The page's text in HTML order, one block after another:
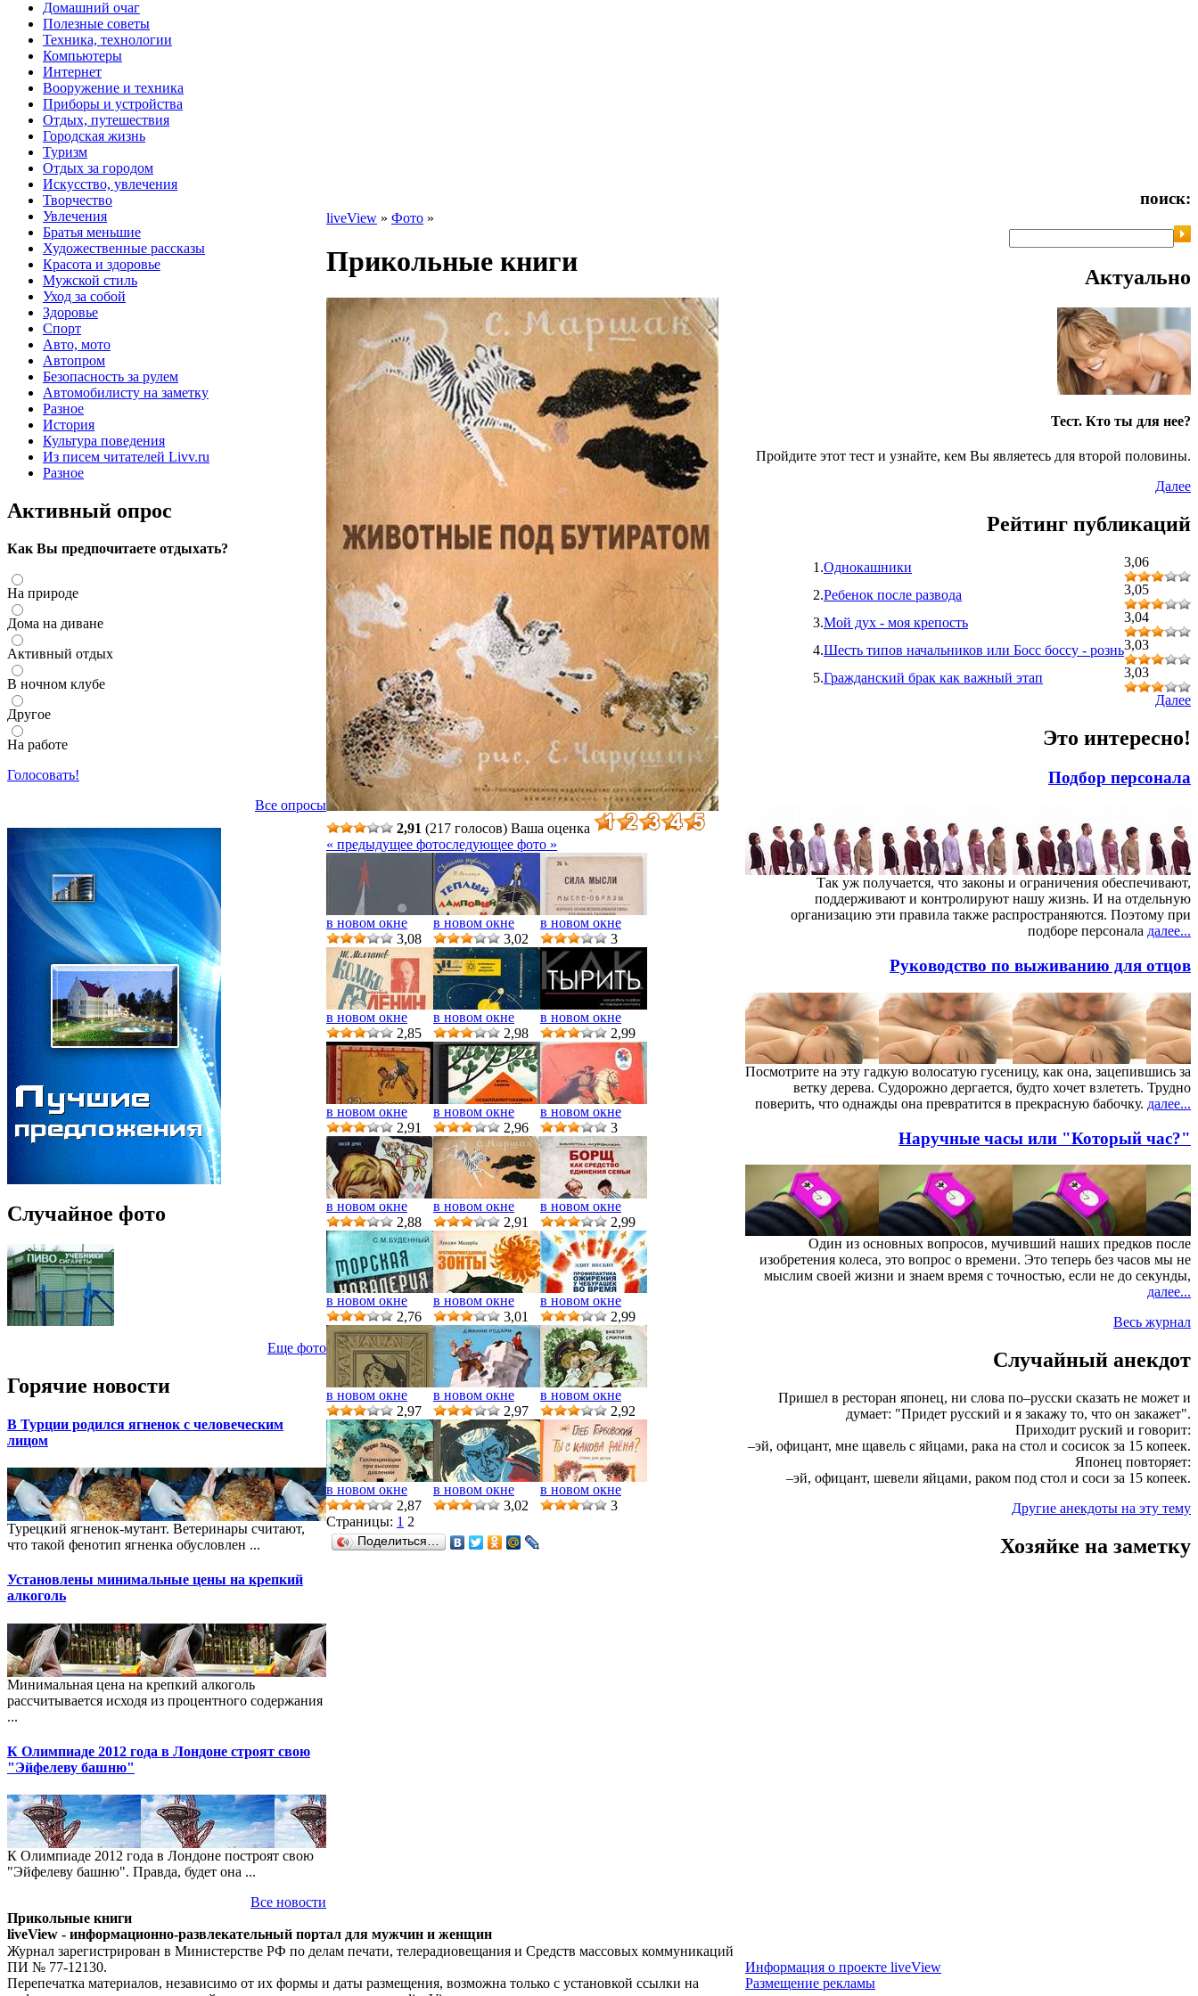
Домашний очаг
Полезные советы
Техника, технологии
Компьютеры
Интернет
Вооружение и техника
Приборы и устройства
Отдых, путешествия
Городская жизнь
Туризм
Отдых за городом
Искусство, увлечения
Творчество
Увлечения
Братья меньшие
Художественные рассказы
Красота и здоровье
Мужской стиль
Уход за собой
Здоровье
Спорт
Авто, мото
Автопром
Безопасность за рулем
Автомобилисту на заметку
Разное
История
Культура поведения
Из писем читателей Livv.ru
Разное
Активный опрос
Как Вы предпочитаете отдыхать?
На природе
Дома на диване
Активный отдых
В ночном клубе
Другое
На работе
Голосовать!
Все опросы
Случайное фото
Еще фото
Горячие новости
В Турции родился ягненок с человеческим
лицом
Турецкий ягненок-мутант. Ветеринары считают,
что такой фенотип ягненка обусловлен ...
Установлены минимальные цены на крепкий
алкоголь
Минимальная цена на крепкий алкоголь
рассчитывается исходя из процентного содержания
...
К Олимпиаде 2012 года в Лондоне строят свою
"Эйфелеву башню"
К Олимпиаде 2012 года в Лондоне построят свою
"Эйфелеву башню". Правда, будет она ...
Все новости
liveView » Фото »
Прикольные книги
2,91 (217 голосов) Ваша оценка
« предыдущее фотоследующее фото »
в новом окне
3,08
в новом окне
3,02
в новом окне
3
в новом окне
2,85
в новом окне
2,98
в новом окне
2,99
в новом окне
2,91
в новом окне
2,96
в новом окне
3
в новом окне
2,88
в новом окне
2,91
в новом окне
2,99
в новом окне
2,76
в новом окне
3,01
в новом окне
2,99
в новом окне
2,97
в новом окне
2,97
в новом окне
2,92
в новом окне
2,87
в новом окне
3,02
в новом окне
3
Страницы: 1 2
Поделиться…
поиск:
Актуально
Тест. Кто ты для нее?
Пройдите этот тест и узнайте, кем Вы являетесь для второй половины.
Далее
Рейтинг публикаций
1.Однокашники 3,06
2.Ребенок после развода 3,05
3.Мой дух - моя крепость 3,04
4.Шесть типов начальников или Босс боссу - рознь3,03
5.Гражданский брак как важный этап
3,03
Далее
Это интересно!
Подбор персонала
Так уж получается, что законы и ограничения обеспечивают,
поддерживают и контролируют нашу жизнь. И на отдельную
организацию эти правила также распространяются. Поэтому при
подборе персонала далее...
Руководство по выживанию для отцов
Посмотрите на эту гадкую волосатую гусеницу, как она, зацепившись за
ветку дерева. Судорожно дергается, будто хочет взлететь. Трудно
поверить, что однажды она превратится в прекрасную бабочку. далее...
Наручные часы или "Который час?"
Один из основных вопросов, мучивший наших предков после
изобретения колеса, это вопрос о времени. Это теперь без часов мы не
мыслим своей жизни и знаем время с точностью, если не до секунды,
далее...
Весь журнал
Случайный анекдот
Пришел в ресторан японец, ни слова по–русски сказать не может и
думает: "Придет русский и я закажу то, что он закажет".
Приходит руский и говорит:
–эй, офицант, мне щавель с яйцами, рака на стол и сосисок за 15 копеек.
Японец повторяет:
–эй, офицант, шевели яйцами, раком под стол и соси за 15 копеек.
Другие анекдоты на эту тему
Хозяйке на заметку
Прикольные книги
liveView - информационно-развлекательный портал для мужчин и женщин
Журнал зарегистрирован в Министерстве РФ по делам печати, телерадиовещания и Средств массовых коммуникаций
ПИ № 77-12130.
Перепечатка материалов, независимо от их формы и даты размещения, возможна только с установкой ссылки на
Информация о проекте liveView
Размещение рекламы